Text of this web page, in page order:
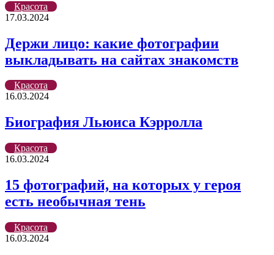
Красота
17.03.2024
Держи лицо: какие фотографии
выкладывать на сайтах знакомств
Красота
16.03.2024
Биография Льюиса Кэрролла
Красота
16.03.2024
15 фотографий, на которых у героя
есть необычная тень
Красота
16.03.2024